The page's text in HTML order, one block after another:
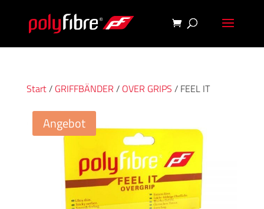
Start/ GRIFFBÄNDER / OVER GRIPS / FEEL IT
Angebot